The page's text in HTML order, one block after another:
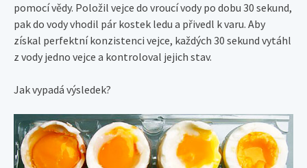
pomocí vědy. Položil vejce do vroucí vody po dobu 30 sekund,
pak do vody vhodil pár kostek ledu a přivedl k varu. Aby
získal perfektní konzistenci vejce, každých 30 sekund vytáhl
z vody jedno vejce a kontroloval jejich stav.
Jak vypadá výsledek?